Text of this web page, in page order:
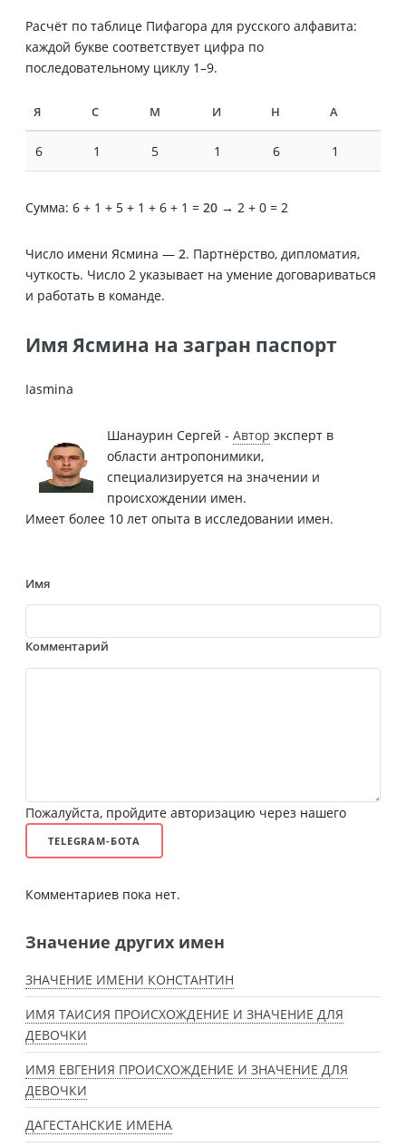
Расчёт по таблице Пифагора для русского алфавита:
каждой букве соответствует цифра по
последовательному циклу 1–9.
Я С М И Н А
6 1 5 1 6 1
Сумма: 6 + 1 + 5 + 1 + 6 + 1 = 20 → 2 + 0 = 2
Число имени Ясмина — 2. Партнёрство, дипломатия,
чуткость. Число 2 указывает на умение договариваться
и работать в команде.
Имя Ясмина на загран паспорт
Iasmina
Шанаурин Сергей - Автор эксперт в
области антропонимики,
специализируется на значении и
происхождении имен.
Имеет более 10 лет опыта в исследовании имен.
Имя
Комментарий
Пожалуйста, пройдите авторизацию через нашего
TELEGRAM-БОТА
Комментариев пока нет.
Значение других имен
ЗНАЧЕНИЕ ИМЕНИ КОНСТАНТИН
ИМЯ ТАИСИЯ ПРОИСХОЖДЕНИЕ И ЗНАЧЕНИЕ ДЛЯ
ДЕВОЧКИ
ИМЯ ЕВГЕНИЯ ПРОИСХОЖДЕНИЕ И ЗНАЧЕНИЕ ДЛЯ
ДЕВОЧКИ
ДАГЕСТАНСКИЕ ИМЕНА